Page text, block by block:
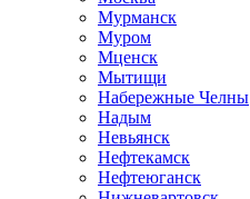
Мурманск
Муром
Мценск
Мытищи
Набережные Челны
Надым
Невьянск
Нефтекамск
Нефтеюганск